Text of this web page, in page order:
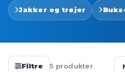
Jakker og trøjer
Filtre 5 produkter